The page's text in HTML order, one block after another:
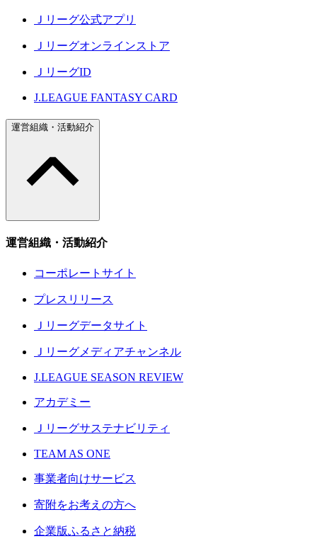
Ｊリーグ公式アプリ
Ｊリーグオンラインストア
ＪリーグID
J.LEAGUE FANTASY CARD
運営組織・活動紹介
運営組織・活動紹介
コーポレートサイト
プレスリリース
Ｊリーグデータサイト
Ｊリーグメディアチャンネル
J.LEAGUE SEASON REVIEW
アカデミー
Ｊリーグサステナビリティ
TEAM AS ONE
事業者向けサービス
寄附をお考えの方へ
企業版ふるさと納税